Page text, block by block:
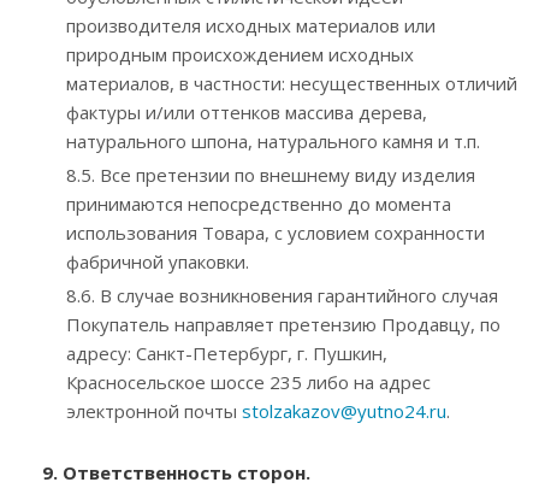
производителя исходных материалов или
природным происхождением исходных
материалов, в частности: несущественных отличий
фактуры и/или оттенков массива дерева,
натурального шпона, натурального камня и т.п.
8.5. Все претензии по внешнему виду изделия
принимаются непосредственно до момента
использования Товара, с условием сохранности
фабричной упаковки.
8.6. В случае возникновения гарантийного случая
Покупатель направляет претензию Продавцу, по
адресу: Санкт-Петербург, г. Пушкин,
Красносельское шоссе 235 либо на адрес
электронной почты stolzakazov@yutno24.ru.
9. Ответственность сторон.